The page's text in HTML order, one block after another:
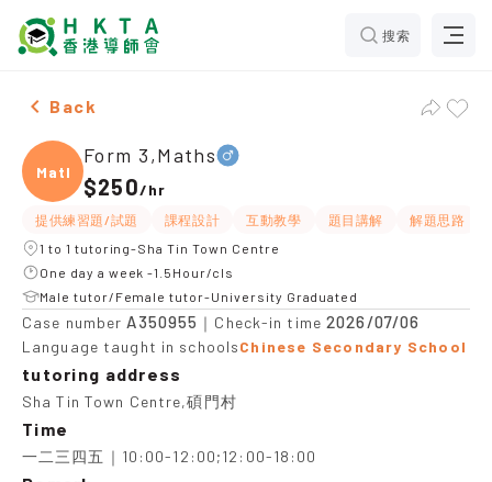
搜索
Male Form 3,Maths，Sha Tin Town Centre Tuition
Back
Maths
Form 3,Maths
$250/hr
提供練習題/試題 課程設計 互動教學 題目講解 解題思路
1 to 1 tutoring-Sha Tin Town Centre
One day a week -1.5Hour/cls
Male tutor/Female tutor-University Graduated
Case number A350955 ｜Check-in time2026/07/06
Language taught in schoolsChinese Secondary School
tutoring address
Sha Tin Town Centre,碩門村
Time
一二三四五｜10:00-12:00;12:00-18:00